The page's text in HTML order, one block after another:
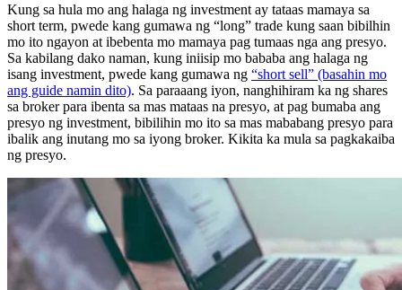
Kung sa hula mo ang halaga ng investment ay tataas mamaya sa
short term, pwede kang gumawa ng “long” trade kung saan bibilhin
mo ito ngayon at ibebenta mo mamaya pag tumaas nga ang presyo.
Sa kabilang dako naman, kung iniisip mo bababa ang halaga ng
isang investment, pwede kang gumawa ng “short sell” (basahin mo
ang guide namin dito). Sa paraaang iyon, nanghihiram ka ng shares
sa broker para ibenta sa mas mataas na presyo, at pag bumaba ang
presyo ng investment, bibilihin mo ito sa mas mababang presyo para
ibalik ang inutang mo sa iyong broker. Kikita ka mula sa pagkakaiba
ng presyo.